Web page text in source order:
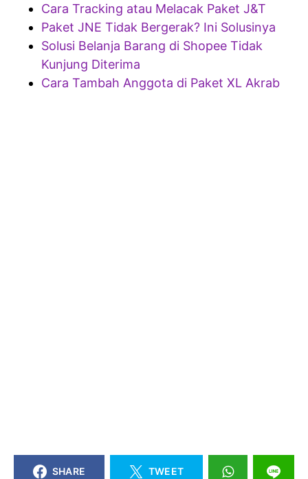
Cara Tracking atau Melacak Paket J&T
Paket JNE Tidak Bergerak? Ini Solusinya
Solusi Belanja Barang di Shopee Tidak
Kunjung Diterima
Cara Tambah Anggota di Paket XL Akrab
SHARE TWEET